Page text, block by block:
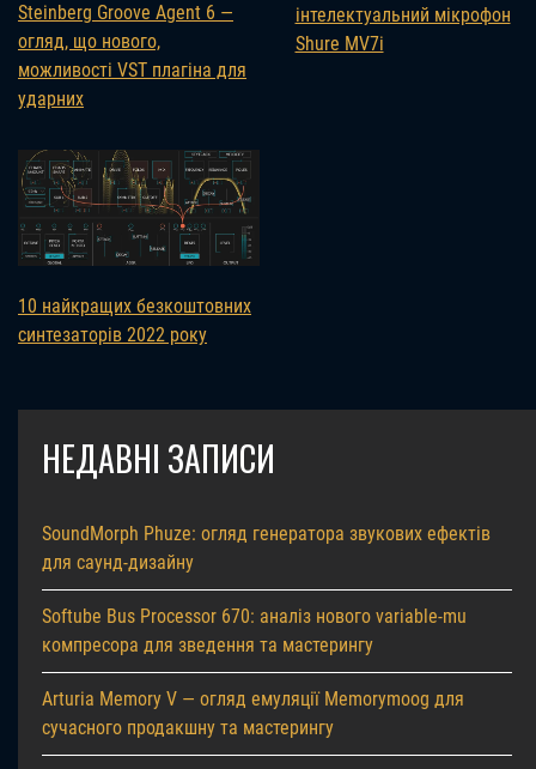
Steinberg Groove Agent 6 —
огляд, що нового,
можливості VST плагіна для
ударних
інтелектуальний мікрофон
Shure MV7i
10 найкращих безкоштовних
синтезаторів 2022 року
НЕДАВНІ ЗАПИСИ
SoundMorph Phuze: огляд генератора звукових ефектів
для саунд-дизайну
Softube Bus Processor 670: аналіз нового variable-mu
компресора для зведення та мастерингу
Arturia Memory V — огляд емуляції Memorymoog для
сучасного продакшну та мастерингу